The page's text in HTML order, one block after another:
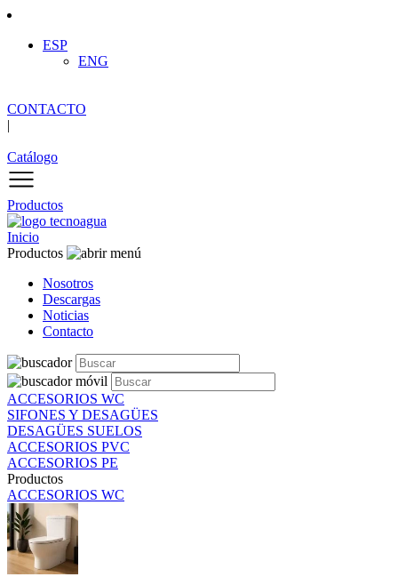
ESP
ENG
CONTACTO
|
Catálogo
Productos
Inicio
Productos
Nosotros
Descargas
Noticias
Contacto
ACCESORIOS WC
SIFONES Y DESAGÜES
DESAGÜES SUELOS
ACCESORIOS PVC
ACCESORIOS PE
Productos
ACCESORIOS WC